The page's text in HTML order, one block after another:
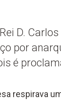
D.
por
é
respirava